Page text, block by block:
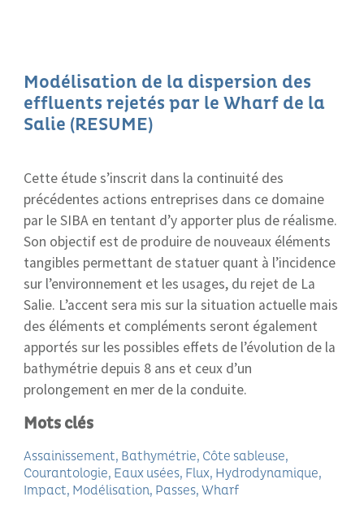
Modélisation de la dispersion des
effluents rejetés par le Wharf de la
Salie (RESUME)
Cette étude s’inscrit dans la continuité des
précédentes actions entreprises dans ce domaine
par le SIBA en tentant d’y apporter plus de réalisme.
Son objectif est de produire de nouveaux éléments
tangibles permettant de statuer quant à l’incidence
sur l’environnement et les usages, du rejet de La
Salie. L’accent sera mis sur la situation actuelle mais
des éléments et compléments seront également
apportés sur les possibles effets de l’évolution de la
bathymétrie depuis 8 ans et ceux d’un
prolongement en mer de la conduite.
Mots clés
Assainissement Bathymétrie Côte sableuse
Courantologie Eaux usées Flux Hydrodynamique
Impact Modélisation Passes Wharf